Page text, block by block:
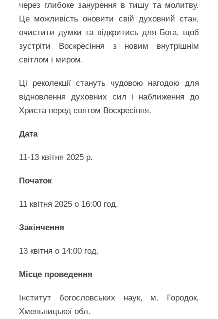
через глибоке занурення в тишу та молитву.
Це можливість оновити свій духовний стан,
очистити думки та відкритись для Бога, щоб
зустріти Воскресіння з новим внутрішнім
світлом і миром.
Ці реколекції стануть чудовою нагодою для
відновлення духовних сил і наближення до
Христа перед святом Воскресіння.
Дата
11-13 квітня 2025 р.
Початок
11 квітня 2025 о 16:00 год.
Закінчення
13 квітня о 14:00 год.
Місце проведення
Інститут богословських наук, м. Городок,
Хмельницької обл.